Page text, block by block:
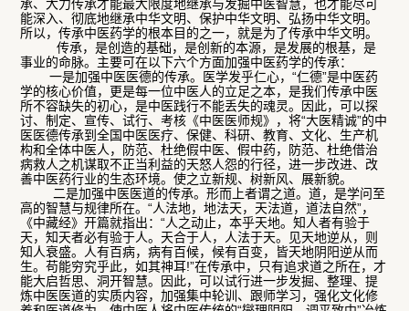
承、大力传承才能最大限度地继承与发掘中医智慧，也才能尽可
能深入、彻底地继承中华文明、保护中华文明、弘扬中华文明。
所以，传承中医药学的根本目的之一，就是为了传承中华文明。
传承，是创造的基础，是创新的本源，是发展的根基，是
事业的命脉。主要可在以下六个方面加强中医药学的传承：
一是加强中医医德的传承。医学发乎仁心，“仁德”是中医药
学的核心价值，更是每一位中医人的立足之本，是我们传承中医
所不容缺失的初心，是中医践行不能丢失的魂灵。因此，可以探
讨、制定、宣传、试行、考核《中医医师规》，将“大医精诚”的中
医医德传承到全国中医医疗、保健、科研、教育、文化、生产机
构和全体中医人，防范、杜绝假中医、假中药，防范、杜绝借治
病救人之机谋取不正当利益的天怒人怨的行径，进一步改进、改
善中医药行业的生态环境。使之立新规、树新风、展新貌。
二是加强中医医道的传承。形而上者谓之道。道，是学问至
高的智慧与规律所在。“人法地，地法天，天法道，道法自然”，
《中藏经》开篇就指出：“人之动止，本乎天地。知人者有验于
天，知天者必有验于人。天合于人，人法于天。见天地逆从，则
知人衰盛。人有百病，病有百候，候有百变，皆天地阴阳逆从而
生。苟能穷究乎此，如其神耳!”在传承中，只有追求道之所在，才
能大启哲思、洞开智慧。因此，可以试行进一步发掘、整理、提
炼中医医道的实质内容，加强集中轮训、跟师学习，强化文化修